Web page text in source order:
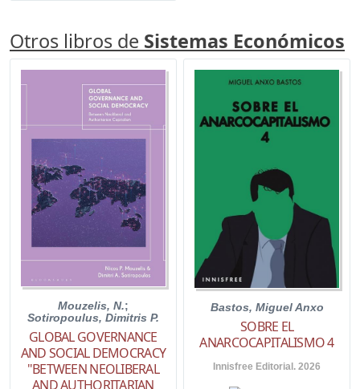
Otros libros de Sistemas Económicos
Mouzelis, N.;
Sotiropoulus, Dimitris P.
GLOBAL GOVERNANCE
AND SOCIAL DEMOCRACY
"BETWEEN NEOLIBERAL
AND AUTHORITARIAN
Bastos, Miguel Anxo
SOBRE EL
ANARCOCAPITALISMO 4
Innisfree Editorial. 2026